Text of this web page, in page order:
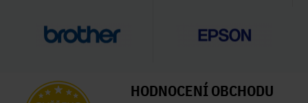
HODNOCENÍ OBCHODU